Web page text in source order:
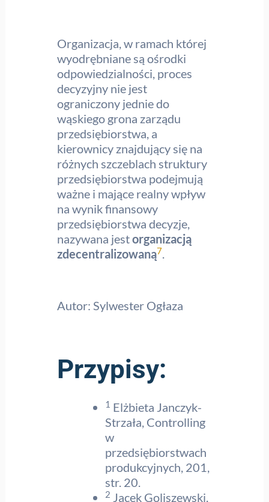
Organizacja, w ramach której
wyodrębniane są ośrodki
odpowiedzialności, proces
decyzyjny nie jest
ograniczony jednie do
wąskiego grona zarządu
przedsiębiorstwa, a
kierownicy znajdujący się na
różnych szczeblach struktury
przedsiębiorstwa podejmują
ważne i mające realny wpływ
na wynik finansowy
przedsiębiorstwa decyzje,
nazywana jestorganizacją
zdecentralizowaną7.
Autor: Sylwester Ogłaza
Przypisy:
1 Elżbieta Janczyk-
Strzała, Controlling
w
przedsiębiorstwach
produkcyjnych, 201,
str. 20.
2 Jacek Goliszewski,